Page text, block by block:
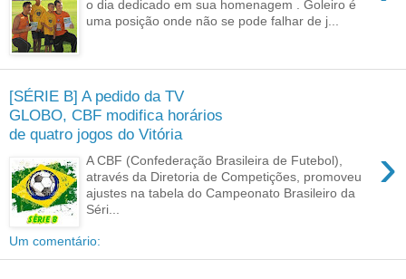
o dia dedicado em sua homenagem . Goleiro é
uma posição onde não se pode falhar de j...
[SÉRIE B] A pedido da TV
GLOBO, CBF modifica horários
de quatro jogos do Vitória
›
A CBF (Confederação Brasileira de Futebol),
através da Diretoria de Competições, promoveu
ajustes na tabela do Campeonato Brasileiro da
Séri...
Um comentário: